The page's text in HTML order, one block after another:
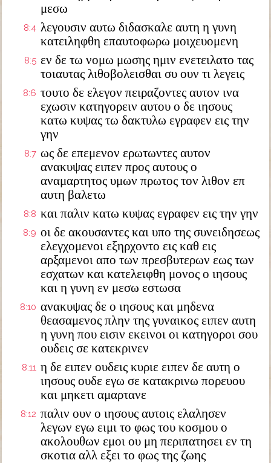
μεσω
8:4 λεγουσιν αυτω διδασκαλε αυτη η γυνη
κατειληφθη επαυτοφωρω μοιχευομενη
8:5 εν δε τω νομω μωσης ημιν ενετειλατο τας
τοιαυτας λιθοβολεισθαι συ ουν τι λεγεις
8:6 τουτο δε ελεγον πειραζοντες αυτον ινα
εχωσιν κατηγορειν αυτου ο δε ιησους
κατω κυψας τω δακτυλω εγραφεν εις την
γην
8:7 ως δε επεμενον ερωτωντες αυτον
ανακυψας ειπεν προς αυτους ο
αναμαρτητος υμων πρωτος τον λιθον επ
αυτη βαλετω
8:8 και παλιν κατω κυψας εγραφεν εις την γην
8:9 οι δε ακουσαντες και υπο της συνειδησεως
ελεγχομενοι εξηρχοντο εις καθ εις
αρξαμενοι απο των πρεσβυτερων εως των
εσχατων και κατελειφθη μονος ο ιησους
και η γυνη εν μεσω εστωσα
8:10 ανακυψας δε ο ιησους και μηδενα
θεασαμενος πλην της γυναικος ειπεν αυτη
η γυνη που εισιν εκεινοι οι κατηγοροι σου
ουδεις σε κατεκρινεν
8:11 η δε ειπεν ουδεις κυριε ειπεν δε αυτη ο
ιησους ουδε εγω σε κατακρινω πορευου
και μηκετι αμαρτανε
8:12 παλιν ουν ο ιησους αυτοις ελαλησεν
λεγων εγω ειμι το φως του κοσμου ο
ακολουθων εμοι ου μη περιπατησει εν τη
σκοτια αλλ εξει το φως της ζωης